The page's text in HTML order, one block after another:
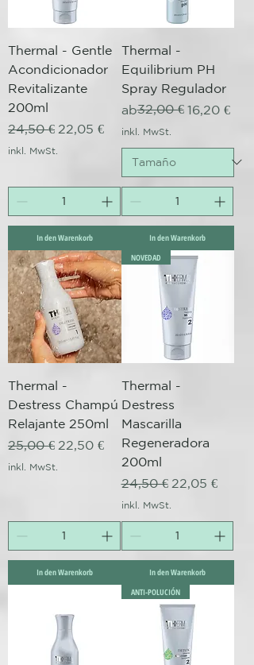
Thermal - Gentle
Acondicionador
Revitalizante
200ml
Standardpreis
24,50 € Sale-Preis
22,05 €
inkl. MwSt.
In den Warenkorb
Thermal -
Equilibrium PH
Spray Regulador
ab
Standardpreis
32,00 € 16,20 €
Sale-Preis
inkl. MwSt.
In den Warenkorb
Thermal -
Destress Champú
Relajante 250ml
Standardpreis
25,00 € Sale-Preis
22,50 €
inkl. MwSt.
In den Warenkorb
NOVEDAD
Thermal -
Destress
Mascarilla
Regeneradora
200ml
Standardpreis
24,50 € Sale-Preis
22,05 €
inkl. MwSt.
In den Warenkorb
ANTI-POLUCIÓN